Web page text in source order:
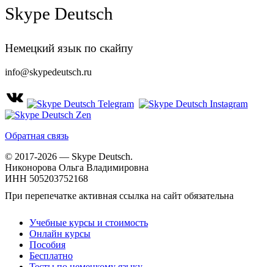
Skype Deutsch
Немецкий язык по скайпу
info@skypedeutsch.ru
Обратная связь
© 2017-2026 — Skype Deutsch.
Никонорова Ольга Владимировна
ИНН 505203752168
При перепечатке активная ссылка на сайт обязательна
Учебные курсы и стоимость
Онлайн курсы
Пособия
Бесплатно